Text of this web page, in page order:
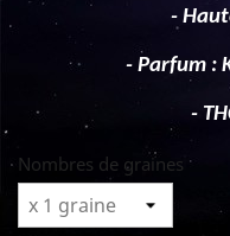
-
- Parfum :
-
Nombres de graines